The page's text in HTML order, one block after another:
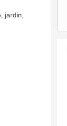
jardin,